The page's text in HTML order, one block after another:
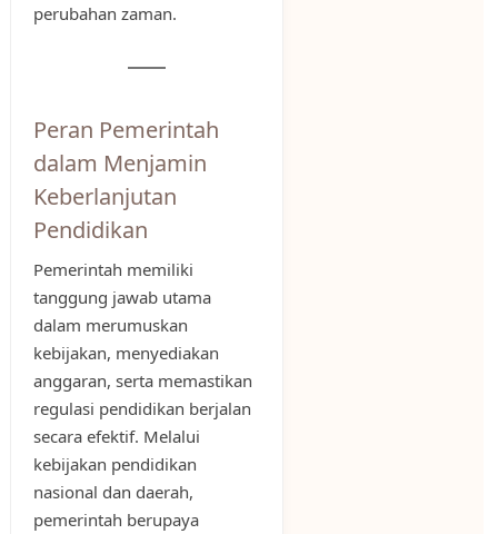
perubahan zaman.
Peran Pemerintah
dalam Menjamin
Keberlanjutan
Pendidikan
Pemerintah memiliki
tanggung jawab utama
dalam merumuskan
kebijakan, menyediakan
anggaran, serta memastikan
regulasi pendidikan berjalan
secara efektif. Melalui
kebijakan pendidikan
nasional dan daerah,
pemerintah berupaya